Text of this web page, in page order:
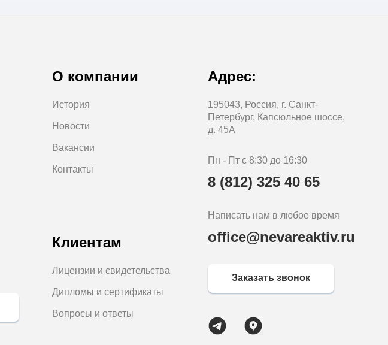
О компании
История
Новости
Вакансии
Контакты
Клиентам
Лицензии и свидетельства
Дипломы и сертификаты
Вопросы и ответы
Адрес:
195043, Россия, г. Санкт-
Петербург, Капсюльное шоссе,
д. 45А
Пн - Пт с 8:30 до 16:30
8 (812) 325 40 65
Написать нам в любое время
office@nevareaktiv.ru
Заказать звонок